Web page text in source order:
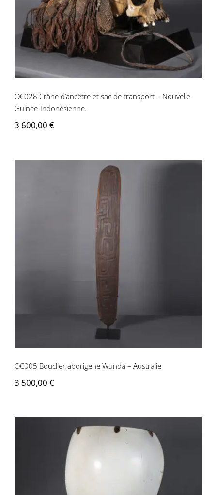
OC028 Crâne d’ancêtre et sac de transport – Nouvelle-
Guinée-Indonésienne.
3 600,00 €
OC005 Bouclier aborigene Wunda –
Australie
OC005 Bouclier aborigene Wunda – Australie
3 500,00 €